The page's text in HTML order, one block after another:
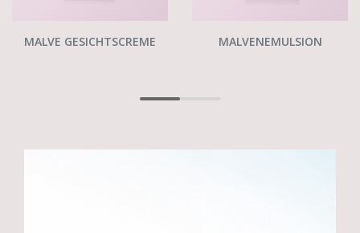
MALVE GESICHTSCREME MALVENEMULSION